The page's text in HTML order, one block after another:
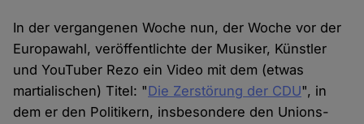
In der vergangenen Woche nun, der Woche vor der
Europawahl, veröffentlichte der Musiker, Künstler
und YouTuber Rezo ein Video mit dem (etwas
martialischen) Titel: "Die Zerstörung der CDU", in
dem er den Politikern, insbesondere den Unions-